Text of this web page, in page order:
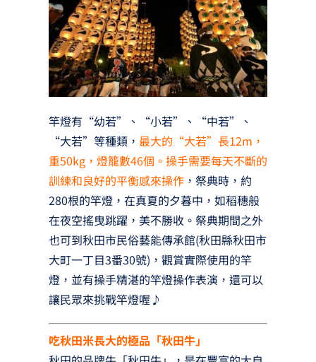
竿燈有“幼若”、“小若”、“中若”、
“大若”等種類， 最大的“大若”長12m，
重50kg，燈籠數46個。操手需要每天不斷的
訓練和良好的平衡感來操作，祭典時，約
280根的竿燈，在真夏的夕暮中，如稻穗般
在夜空搖曳跳躍，美不勝收。祭典期間之外
也可到秋田市民俗藝能傳承館(秋田縣秋田市
大町一丁目3番30號)，觀賞實際使用的竿
燈，並有操手精湛的竿燈操作表演，還可以
讓民眾來挑戰竿燈喔♪
吃秋田米長大的極品「秋田牛」